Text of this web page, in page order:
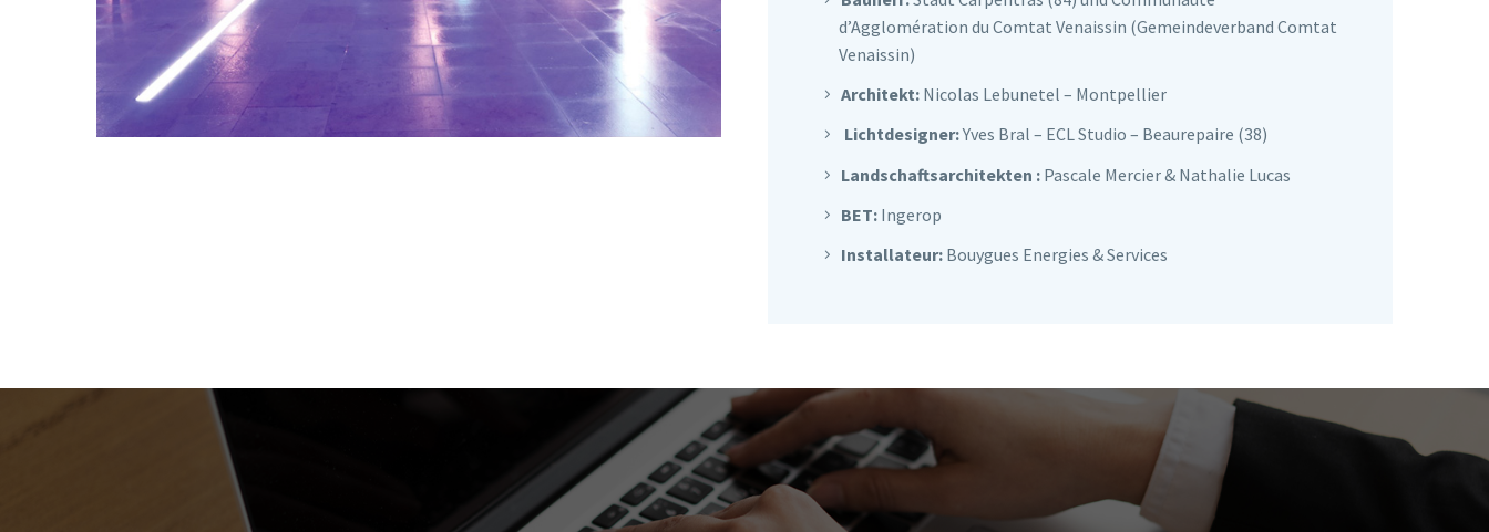
d’Agglomération du Comtat Venaissin (Gemeindeverband Comtat
Venaissin)
Architekt: Nicolas Lebunetel – Montpellier
Lichtdesigner:Yves Bral – ECL Studio – Beaurepaire (38)
Landschaftsarchitekten : Pascale Mercier & Nathalie Lucas
BET: Ingerop
Installateur: Bouygues Energies & Services